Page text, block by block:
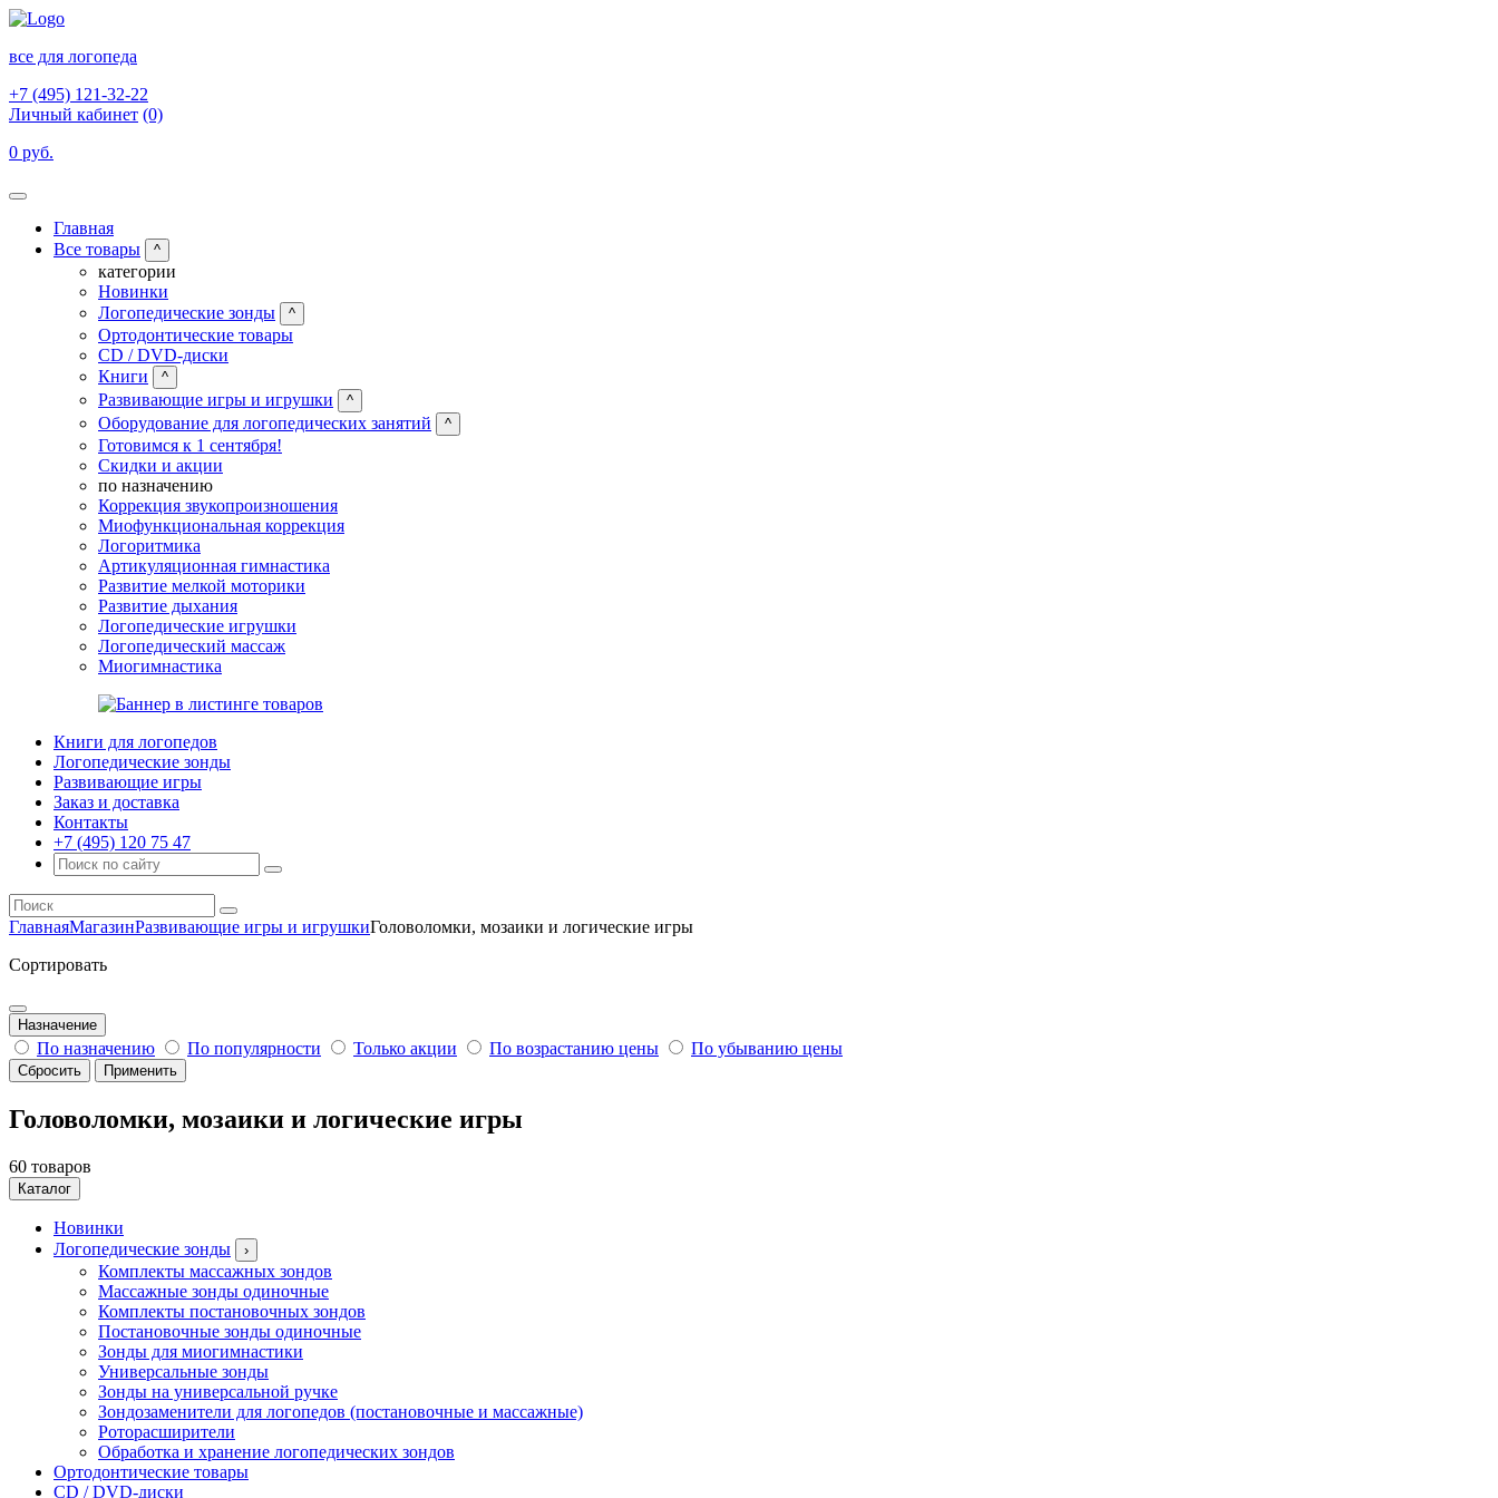
все для логопеда
+7 (495) 121-32-22
Личный кабинет (0)
0 руб.
Главная
Все товары
^
категории
Новинки
Логопедические зонды
^
Ортодонтические товары
CD / DVD-диски
Книги
^
Развивающие игры и игрушки ^
Оборудование для логопедических занятий ^
Готовимся к 1 сентября!
Скидки и акции
по назначению
Коррекция звукопроизношения
Миофункциональная коррекция
Логоритмика
Артикуляционная гимнастика
Развитие мелкой моторики
Развитие дыхания
Логопедические игрушки
Логопедический массаж
Миогимнастика
Книги для логопедов
Логопедические зонды
Развивающие игры
Заказ и доставка
Контакты
+7 (495) 120 75 47
ГлавнаяМагазинРазвивающие игры и игрушкиГоловоломки, мозаики и логические игры
Сортировать
Назначение
По назначению По популярности Только акции По возрастанию цены По убыванию цены
Сбросить Применить
Головоломки, мозаики и логические игры
60 товаров
Каталог
Новинки
Логопедические зонды
›
Комплекты массажных зондов
Массажные зонды одиночные
Комплекты постановочных зондов
Постановочные зонды одиночные
Зонды для миогимнастики
Универсальные зонды
Зонды на универсальной ручке
Зондозаменители для логопедов (постановочные и массажные)
Роторасширители
Обработка и хранение логопедических зондов
Ортодонтические товары
CD / DVD-диски